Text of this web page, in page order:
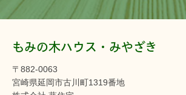
もみの木ハウス・みやざき
〒882-0063
宮崎県延岡市古川町1319番地